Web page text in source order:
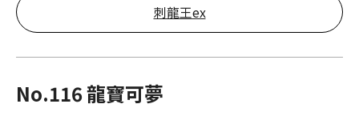
刺龍王ex
No.116 龍寶可夢